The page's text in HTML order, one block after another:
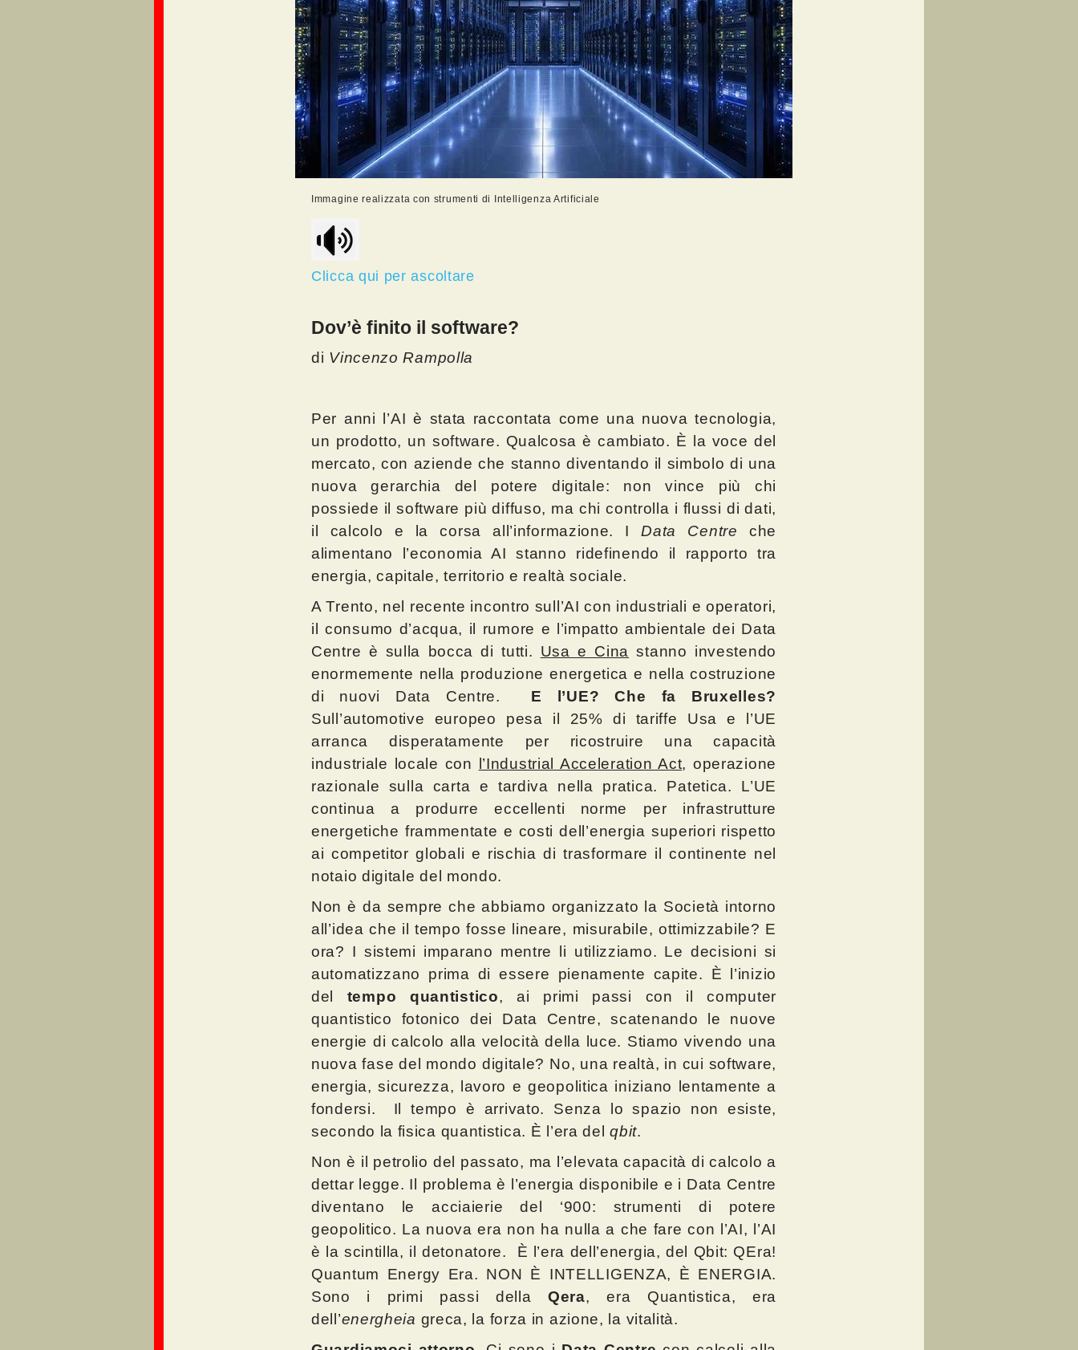
Immagine realizzata con strumenti di Intelligenza Artificiale
Clicca qui per ascoltare
Dov’è finito il software?
di Vincenzo Rampolla
Per anni l’AI è stata raccontata come una nuova tecnologia,
un prodotto, un software. Qualcosa è cambiato. È la voce del
mercato, con aziende che stanno diventando il simbolo di una
nuova gerarchia del potere digitale: non vince più chi
possiede il software più diffuso, ma chi controlla i flussi di dati,
il calcolo e la corsa all’informazione. IData Centre che
alimentano l’economia AI stanno ridefinendo il rapporto tra
energia, capitale, territorio e realtà sociale.
A Trento, nel recente incontro sull’AI con industriali e operatori,
il consumo d’acqua, il rumore e l’impatto ambientale dei Data
Centre è sulla bocca di tutti. Usa e Cina stanno investendo
enormemente nella produzione energetica e nella costruzione
di nuovi Data Centre. E l’UE?
Che fa Bruxelles?
Sull’automotive europeo pesa il 25% di tariffe Usa e l’UE
arranca disperatamente per ricostruire una capacità
industriale locale con
l’Industrial Acceleration Act, operazione
razionale sulla carta e tardiva nella pratica. Patetica. L’UE
continua a produrre eccellenti norme per infrastrutture
energetiche frammentate e costi dell’energia superiori rispetto
ai competitor globali e rischia di trasformare il continente nel
notaio digitale del mondo.
Non è da sempre che abbiamo organizzato la Società intorno
all’idea che il tempo fosse lineare, misurabile, ottimizzabile? E
ora? I sistemi imparano mentre li utilizziamo. Le decisioni si
automatizzano prima di essere pienamente capite. È l’inizio
del tempo quantistico, ai primi passi con il computer
quantistico fotonico dei Data Centre, scatenando le nuove
energie di calcolo alla velocità della luce. Stiamo vivendo una
nuova fase del mondo digitale? No, una realtà, in cui software,
energia, sicurezza, lavoro e geopolitica iniziano lentamente a
fondersi. Il tempo è arrivato. Senza lo spazio non esiste,
secondo la fisica quantistica. È l’era delqbit.
Non è il petrolio del passato, ma l’elevata capacità di calcolo a
dettar legge. Il problema è l’energia disponibile e i Data Centre
diventano le acciaierie del ‘900: strumenti di potere
geopolitico. La nuova era non ha nulla a che fare con l’AI, l’AI
è la scintilla, il detonatore. È l’era dell’energia, del Qbit: QEra!
Quantum Energy Era. NON È INTELLIGENZA, È ENERGIA.
Sono i primi passi dellaQera, era Quantistica, era
dell’energheia greca, la forza in azione, la vitalità.